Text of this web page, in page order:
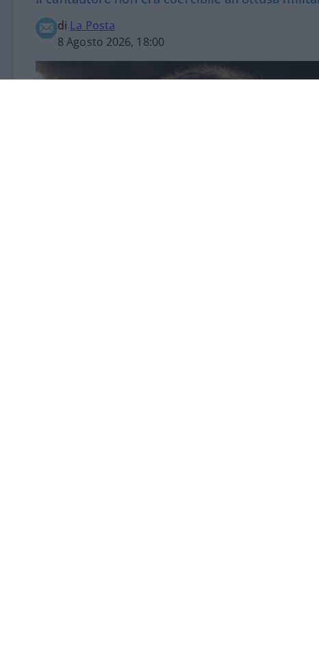
di La Posta
8 Agosto 2026, 18:00